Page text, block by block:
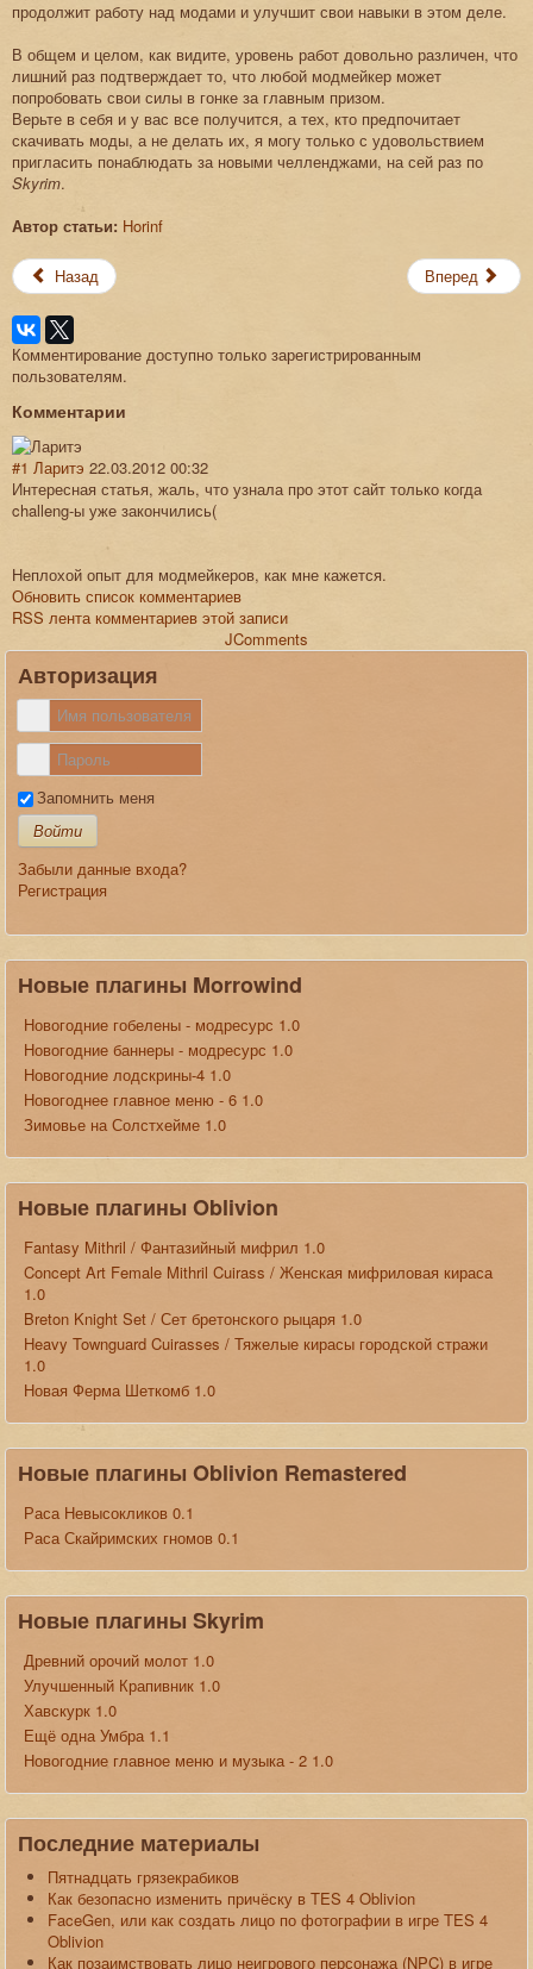
продолжит работу над модами и улучшит свои навыки в этом деле.
В общем и целом, как видите, уровень работ довольно различен, что
лишний раз подтверждает то, что любой модмейкер может
попробовать свои силы в гонке за главным призом.
Верьте в себя и у вас все получится, а тех, кто предпочитает
скачивать моды, а не делать их, я могу только с удовольствием
пригласить понаблюдать за новыми челленджами, на сей раз по
Skyrim.
Автор статьи: Horinf
Назад Вперед
Комментирование доступно только зарегистрированным
пользователям.
Комментарии
#1 Ларитэ 22.03.2012 00:32
Интересная статья, жаль, что узнала про этот сайт только когда
challeng-ы уже закончились(
Неплохой опыт для модмейкеров, как мне кажется.
Обновить список комментариев
RSS лента комментариев этой записи
JComments
Авторизация
Запомнить меня
Войти
Забыли данные входа?
Регистрация
Новые плагины Morrowind
Новогодние гобелены - модресурс 1.0
Новогодние баннеры - модресурс 1.0
Новогодние лодскрины-4 1.0
Новогоднее главное меню - 6 1.0
Зимовье на Солстхейме 1.0
Новые плагины Oblivion
Fantasy Mithril / Фантазийный мифрил 1.0
Concept Art Female Mithril Cuirass / Женская мифриловая кираса
1.0
Breton Knight Set / Сет бретонского рыцаря 1.0
Heavy Townguard Cuirasses / Тяжелые кирасы городской стражи
1.0
Новая Ферма Шеткомб 1.0
Новые плагины Oblivion Remastered
Раса Невысокликов 0.1
Раса Скайримских гномов 0.1
Новые плагины Skyrim
Древний орочий молот 1.0
Улучшенный Крапивник 1.0
Хавскурк 1.0
Ещё одна Умбра 1.1
Новогодние главное меню и музыка - 2 1.0
Последние материалы
Пятнадцать грязекрабиков
Как безопасно изменить причёску в TES 4 Oblivion
FaceGen, или как создать лицо по фотографии в игре TES 4
Oblivion
Как позаимствовать лицо неигрового персонажа (NPC) в игре